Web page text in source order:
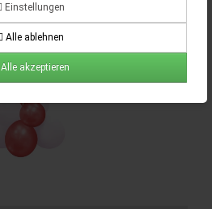
Einstellungen
Alle ablehnen
Alle akzeptieren